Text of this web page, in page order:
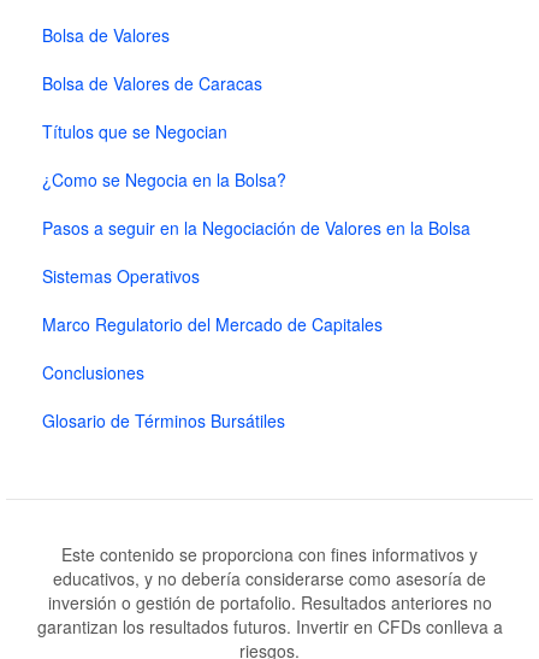
Bolsa de Valores
Bolsa de Valores de Caracas
Títulos que se Negocian
¿Como se Negocia en la Bolsa?
Pasos a seguir en la Negociación de Valores en la Bolsa
Sistemas Operativos
Marco Regulatorio del Mercado de Capitales
Conclusiones
Glosario de Términos Bursátiles
Este contenido se proporciona con fines informativos y
educativos, y no debería considerarse como asesoría de
inversión o gestión de portafolio. Resultados anteriores no
garantizan los resultados futuros. Invertir en CFDs conlleva a
riesgos.